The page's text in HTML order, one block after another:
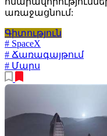
առաջացնում:
Գիտություն
# SpaceX
# Ճառագայթում
# Մարս